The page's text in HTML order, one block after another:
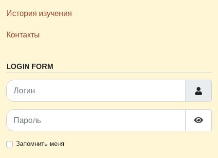
История изучения
Контакты
LOGIN FORM
Логин
Пароль
Запомнить меня